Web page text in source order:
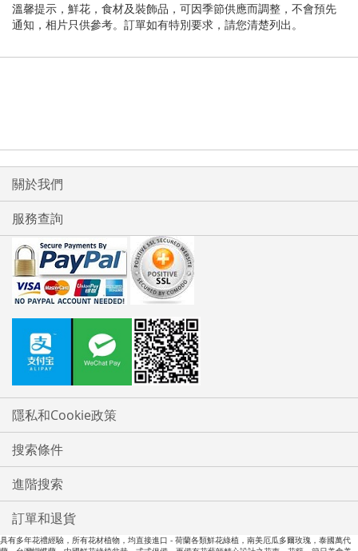
溫馨提示，鮮花，食材及裝飾品，可因季節供應而調整，不會預先
通知，相片只供參考。訂單如有特別要求，請您清楚列出。
關於我們
服務查詢
隱私和Cookie政策
搜索條件
進階搜索
訂單和退貨
具有多年花禮經驗，所有花材植物，均直接進口 - 荷蘭各類鮮花綠植，南美厄瓜多爾玫瑰，泰國萬代